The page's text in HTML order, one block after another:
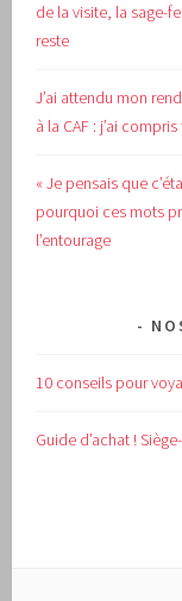
de la visite, la sage-
reste
J’ai attendu mon
à la CAF : j’ai
« Je pensais que
pourquoi ces mots
l’entourage
10 conseils pour
Guide d’achat !